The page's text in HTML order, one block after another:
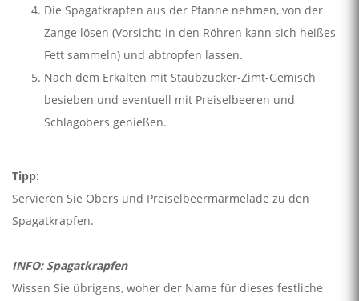
Die Spagatkrapfen aus der Pfanne nehmen, von der
Zange lösen (Vorsicht: in den Röhren kann sich heißes
Fett sammeln) und abtropfen lassen.
Nach dem Erkalten mit Staubzucker-Zimt-Gemisch
besieben und eventuell mit Preiselbeeren und
Schlagobers genießen.
Tipp:
Servieren Sie Obers und Preiselbeermarmelade zu den
Spagatkrapfen.
INFO: Spagatkrapfen
Wissen Sie übrigens, woher der Name für dieses festliche